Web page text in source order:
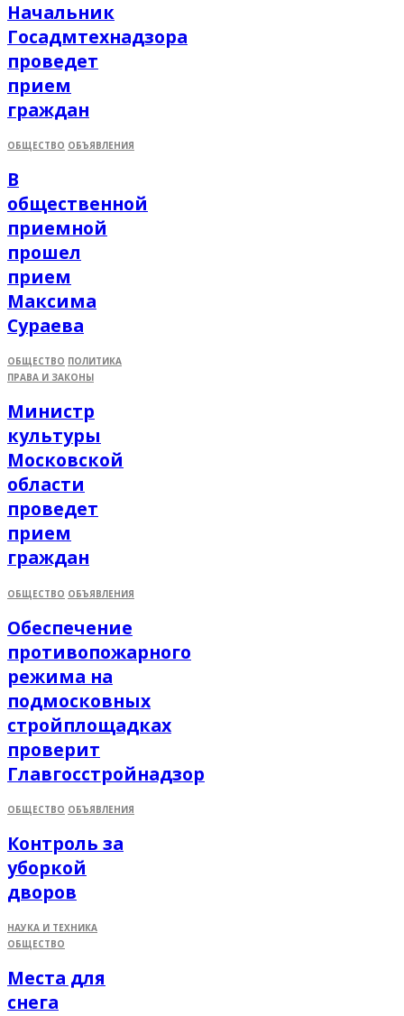
Начальник
Госадмтехнадзора
проведет
прием
граждан
ОБЩЕСТВО ОБЪЯВЛЕНИЯ
В
общественной
приемной
прошел
прием
Максима
Сураева
ОБЩЕСТВО ПОЛИТИКА
ПРАВА И ЗАКОНЫ
Министр
культуры
Московской
области
проведет
прием
граждан
ОБЩЕСТВО ОБЪЯВЛЕНИЯ
Обеспечение
противопожарного
режима на
подмосковных
стройплощадках
проверит
Главгосстройнадзор
ОБЩЕСТВО ОБЪЯВЛЕНИЯ
Контроль за
уборкой
дворов
НАУКА И ТЕХНИКА
ОБЩЕСТВО
Места для
снега